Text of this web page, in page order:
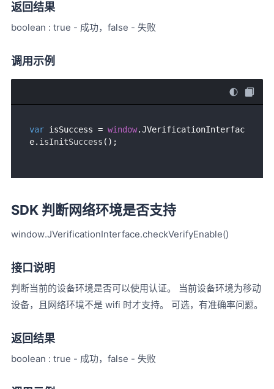
返回结果
boolean : true - 成功，false - 失败
调用示例
var isSuccess = window.JVerificationInterfac
e. isInitSuccess
SDK 判断网络环境是否支持
window.JVerificationInterface.checkVerifyEnable()
接口说明
判断当前的设备环境是否可以使用认证。 当前设备环境为移动
设备，且网络环境不是 wifi 时才支持。 可选，有准确率问题。
返回结果
boolean : true - 成功，false - 失败